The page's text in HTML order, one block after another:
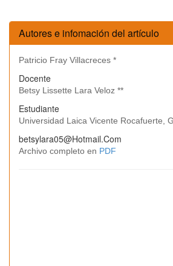
Autores e infomación del artículo
Patricio Fray Villacreces *
Docente
Betsy Lissette Lara Veloz **
Estudiante
Universidad Laica Vicente Rocafuerte,
betsylara05@Hotmail.Com
Archivo completo en PDF